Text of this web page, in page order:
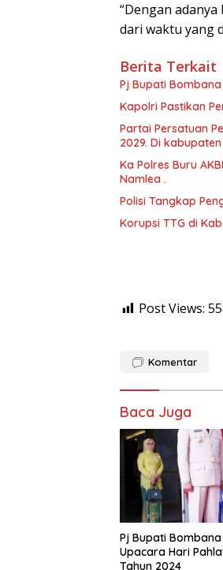
“Dengan
dari waktu yang
Berita Terkait
Pj Bupati
Kapolri Pastikan
Partai Persatuan
2029. Di
Ka Polres Buru
Namlea .
Polisi Tangkap
Korupsi TTG di
Post Views:
Komentar
Baca Juga
Pj Bupati
Upacara Hari
Tahun 2024